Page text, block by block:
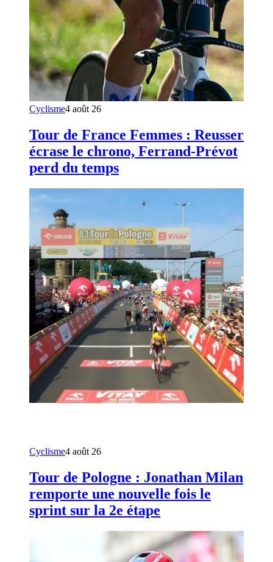
Cyclisme4 août 26
Tour de France Femmes : Reusser
écrase le chrono, Ferrand-Prévot
perd du temps
Cyclisme4 août 26
Tour de Pologne : Jonathan Milan
remporte une nouvelle fois le
sprint sur la 2e étape